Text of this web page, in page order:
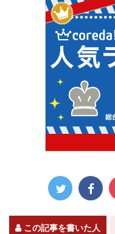
この記事を書いた人